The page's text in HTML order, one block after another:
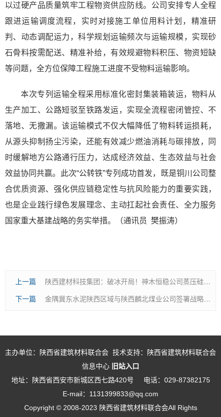
以过硬产品质量筑牢工程物资供应防线。公司安排专人全程
跟进运输调度流程，实时对接施工单位用料计划，精准研
判、动态调配运力，科学规划运输频次与运输规模，实现砂
石骨料按需配送、精准补给，有效规避物料积压、物资短缺
等问题，全方位保障工程施工进度不受物料运输影响。
本次专列运输全程采用标准化密封集装箱装运，物料从
生产加工、公路短驳至铁路发运，实现全流程密闭管控、不
落地、无撒漏。该运输模式不仅大幅降低了物料转运损耗，
从源头抑制扬尘污染，还能有效减少燃油消耗与碳排放，同
时缓解地方公路通行压力，达成经济效益、生态效益与社会
效益协同共赢。此次“公转铁”专列成功首发，既是铜川公司整
合优质资源、强化供应链稳定性与抗风险能力的重要实践，
也是企业践行绿色发展理念、主动扛起社会责任、全力服务
国家重大基建战略的务实举措。（通讯员 樊振涛）
上一篇 陕西建材科技集团：破冰开局！神木恒稳公司蒸压硅酸盐骨料实现市场化应用突破
下一篇
主办单位：陕西省建筑材料联合会 技术支持：陕西省建筑材料联合会
信息中心
旧站入口
地址：陕西省西安市新城区西七路420号
电话：029-87382175
E-mail：1131399833@qq.com
Copyright © 2008-2023 陕西省建筑材料联合会All Rights